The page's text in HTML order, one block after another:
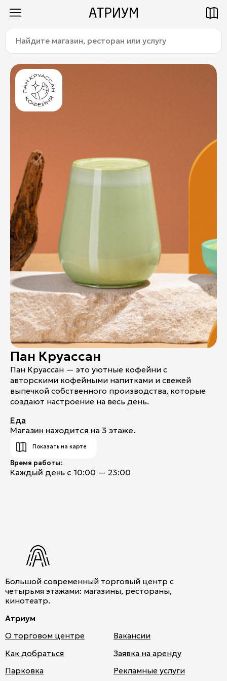
Как добраться Паркинг
Магазины
Детям
О торговом центре
Контакты
Ваканcии
Заявка на аренду
Рекламные услуги
Контакты
+7 (495) 970-15-55
info@atrium.su
Атриум во
Найдите
магазин,
ресторан
или
услугу:
Пан Круассан
Пан Круассан — это уютные кофейни с
авторскими кофейными напитками и свежей
выпечкой собственного производства, которые
создают настроение на весь день.
Еда
Магазин находится на 3 этаже.
Показать на карте
Время работы:
Каждый день с 10:00 — 23:00
Большой современный торговый центр с
четырьмя этажами: магазины, рестораны,
кинотеатр.
Атриум
О торговом центре
Как добраться
Парковка
Вакансии
Заявка на аренду
Рекламные услуги
Title